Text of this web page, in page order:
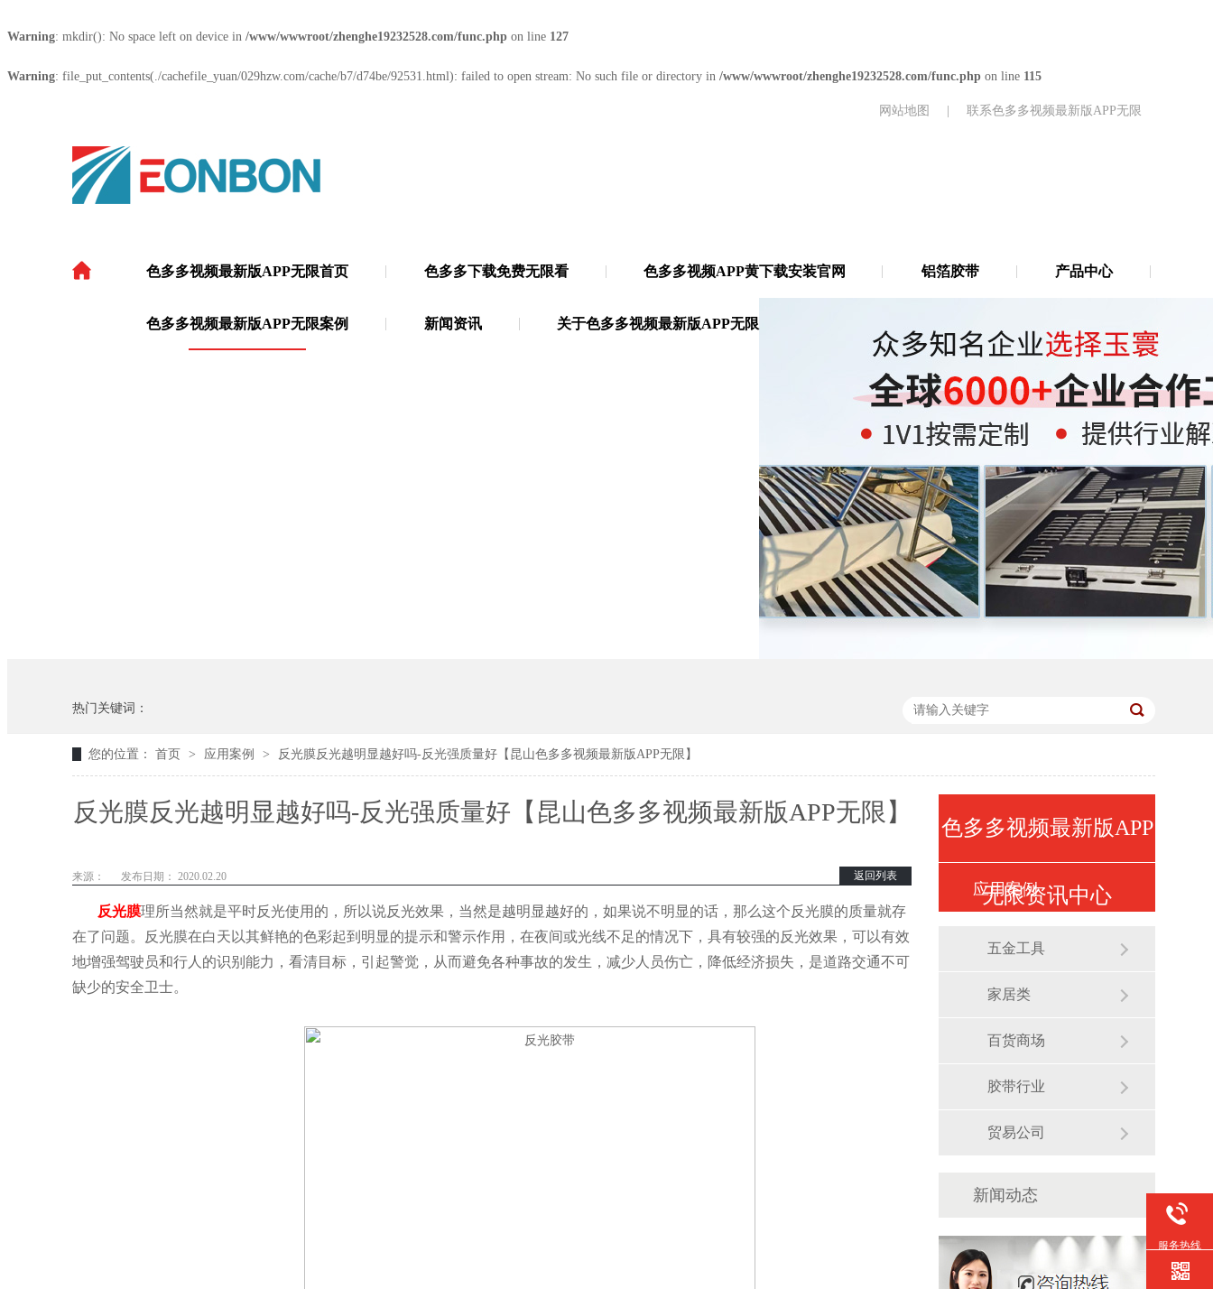
Warning: mkdir(): No space left on device in /www/wwwroot/zhenghe19232528.com/func.php on line 127
Warning: file_put_contents(./cachefile_yuan/029hzw.com/cache/b7/d74be/92531.html): failed to open stream: No such file or directory in /www/wwwroot/zhenghe19232528.com/func.php on line 115
网站地图 联系色多多视频最新版APP无限
21年多功能胶带源头厂家
18361967854
色多多视频最新版APP无限首页 色多多下载免费无限看 色多多视频APP黄下载安装官网 铝箔胶带 产品中心
色多多视频最新版APP无限案例 新闻资讯 关于色多多视频最新版APP无限
热门关键词：
您的位置： 首页 > 应用案例 > 反光膜反光越明显越好吗-反光强质量好【昆山色多多视频最新版APP无限】
反光膜反光越明显越好吗-反光强质量好【昆山色多多视频最新版APP无限】
返回列表
来源： 发布日期： 2020.02.20
反光膜理所当然就是平时反光使用的，所以说反光效果，当然是越明显越好的，如果说不明显的话，那么这个反光膜的质量就存
在了问题。反光膜在白天以其鲜艳的色彩起到明显的提示和警示作用，在夜间或光线不足的情况下，具有较强的反光效果，可以有效
地增强驾驶员和行人的识别能力，看清目标，引起警觉，从而避免各种事故的发生，减少人员伤亡，降低经济损失，是道路交通不可
缺少的安全卫士。
色多多视频最新版APP
无限资讯中心
应用案例
五金工具
家居类
百货商场
胶带行业
贸易公司
新闻动态
服务热线